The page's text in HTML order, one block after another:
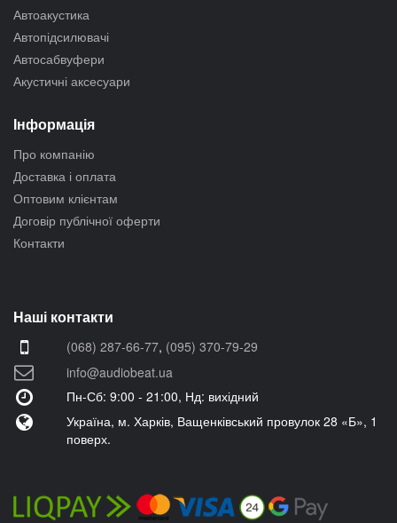
Автоакустика
Автопідсилювачі
Автосабвуфери
Акустичні аксесуари
Інформація
Про компанію
Доставка і оплата
Оптовим клієнтам
Договір публічної оферти
Контакти
Наші контакти
(068) 287-66-77, (095) 370-79-29
info@audiobeat.ua
Пн-Сб: 9:00 - 21:00, Нд: вихідний
Україна, м. Харків, Ващенківський провулок 28 «Б», 1
поверх.